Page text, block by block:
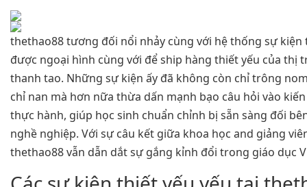
thethao88 tương đối nổi nhảy cùng với hệ thống sự kiện
được ngoại hình cùng với để ship hàng thiết yếu của thị
thanh tao. Những sự kiện ấy đã không còn chỉ trông
chỉ nan mà hơn nữa thừa dấn mạnh bạo câu hỏi vào
thực hành, giúp học sinh chuẩn chỉnh bị sẵn sàng đối
nghề nghiệp. Với sự câu kết giữa khoa học and giảng
thethao88 vẫn dẫn dắt sự gắng kỉnh đổi trong giáo dục